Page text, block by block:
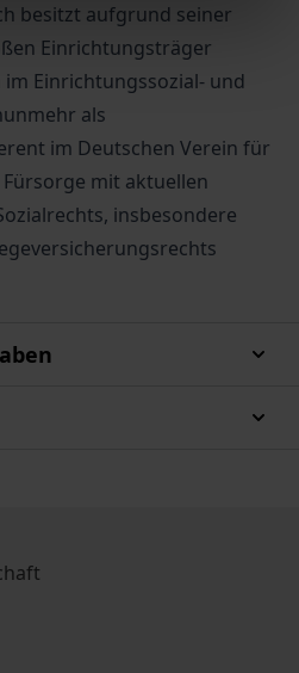
besitzt aufgrund seiner
Einrichtungsträger
Einrichtungssozial- und
als
im Deutschen Verein für
mit aktuellen
insbesondere